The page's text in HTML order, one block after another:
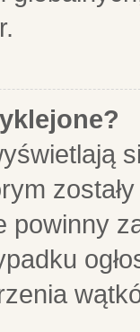
powinny